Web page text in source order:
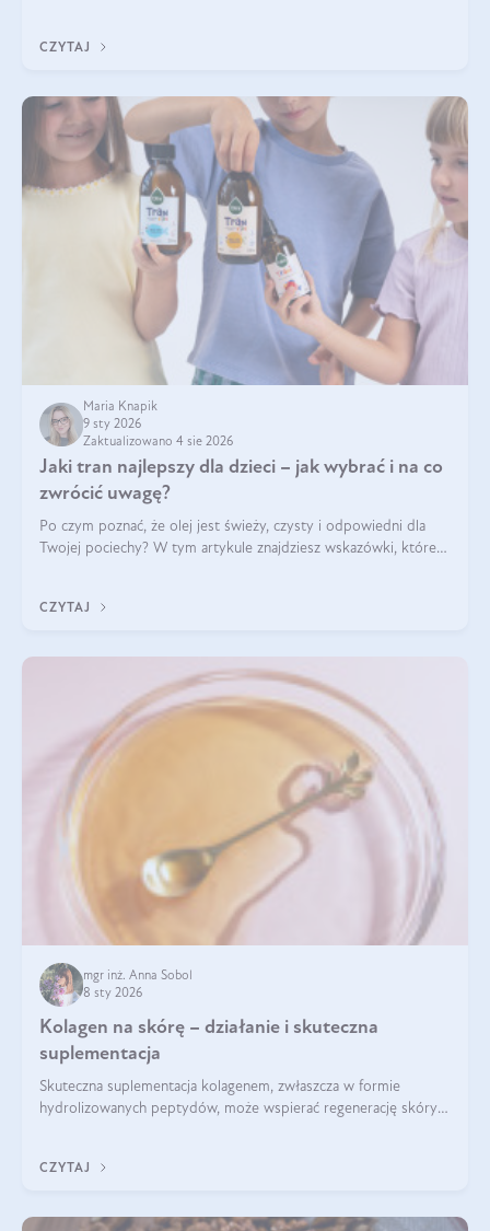
osłabienie włosów.
CZYTAJ
Maria Knapik
9 sty 2026
Zaktualizowano 4 sie 2026
Jaki tran najlepszy dla dzieci – jak wybrać i na co
zwrócić uwagę?
Po czym poznać, że olej jest świeży, czysty i odpowiedni dla
Twojej pociechy? W tym artykule znajdziesz wskazówki, które
CZYTAJ
mgr inż. Anna Sobol
8 sty 2026
Kolagen na skórę – działanie i skuteczna
suplementacja
Skuteczna suplementacja kolagenem, zwłaszcza w formie
hydrolizowanych peptydów, może wspierać regenerację skóry i
CZYTAJ